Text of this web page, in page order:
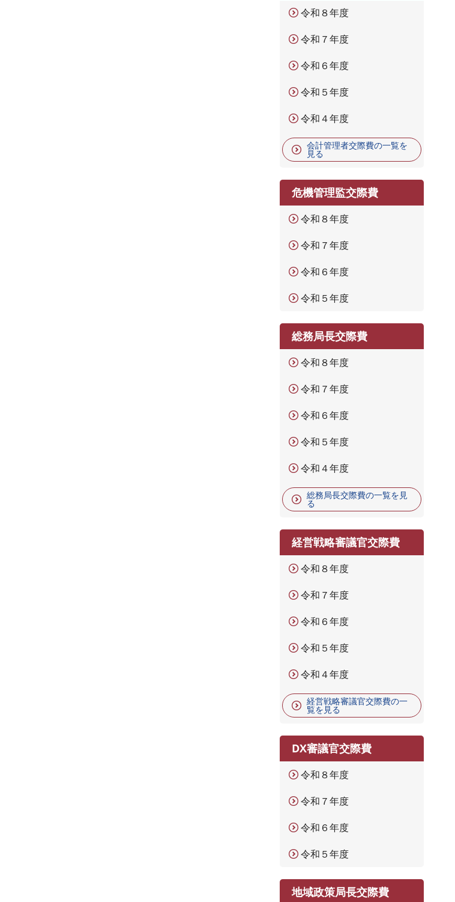
令和８年度
令和７年度
令和６年度
令和５年度
令和４年度
会計管理者交際費の一覧を
見る
危機管理監交際費
令和８年度
令和７年度
令和６年度
令和５年度
総務局長交際費
令和８年度
令和７年度
令和６年度
令和５年度
令和４年度
総務局長交際費の一覧を見
る
経営戦略審議官交際費
令和８年度
令和７年度
令和６年度
令和５年度
令和４年度
経営戦略審議官交際費の一
覧を見る
DX審議官交際費
令和８年度
令和７年度
令和６年度
令和５年度
地域政策局長交際費